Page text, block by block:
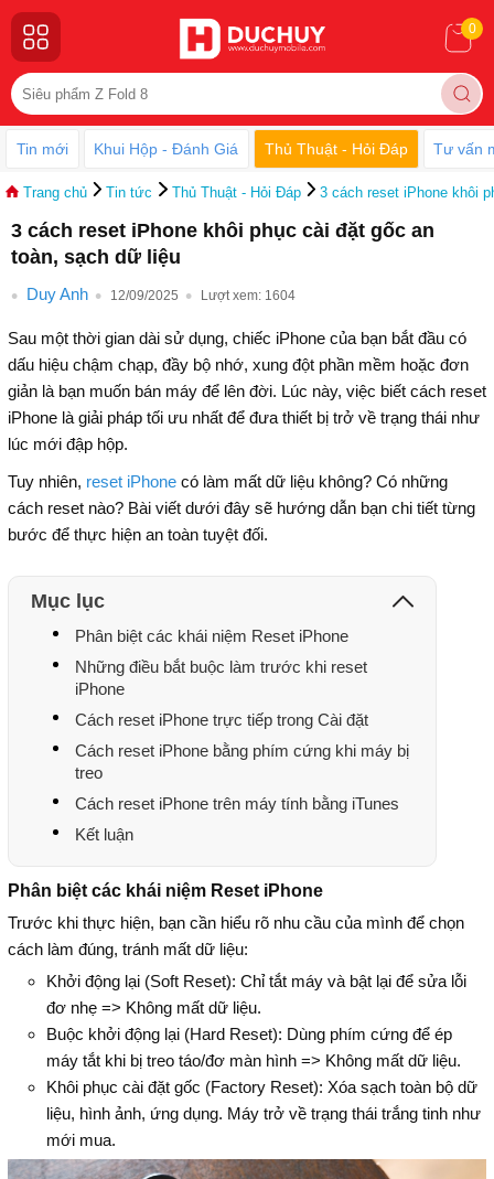
0
Tin mới Khui Hộp - Đánh Giá Thủ Thuật - Hỏi Đáp Tư vấn
Trang chủ Tin tức Thủ Thuật - Hỏi Đáp 3 cách reset iPhone khôi
3 cách reset iPhone khôi phục cài đặt gốc an
toàn, sạch dữ liệu
Duy Anh 12/09/2025 Lượt xem: 1604
Sau một thời gian dài sử dụng, chiếc iPhone của bạn bắt đầu có
dấu hiệu chậm chạp, đầy bộ nhớ, xung đột phần mềm hoặc đơn
giản là bạn muốn bán máy để lên đời. Lúc này, việc biết cách reset
iPhone là giải pháp tối ưu nhất để đưa thiết bị trở về trạng thái như
lúc mới đập hộp.
Tuy nhiên, reset iPhonecó làm mất dữ liệu không? Có những
cách reset nào? Bài viết dưới đây sẽ hướng dẫn bạn chi tiết từng
bước để thực hiện an toàn tuyệt đối.
Mục lục
Phân biệt các khái niệm Reset iPhone
Những điều bắt buộc làm trước khi reset
iPhone
Cách reset iPhone trực tiếp trong Cài đặt
Cách reset iPhone bằng phím cứng khi máy bị
treo
Cách reset iPhone trên máy tính bằng iTunes
Kết luận
Phân biệt các khái niệm Reset iPhone
Trước khi thực hiện, bạn cần hiểu rõ nhu cầu của mình để chọn
cách làm đúng, tránh mất dữ liệu:
Khởi động lại (Soft Reset): Chỉ tắt máy và bật lại để sửa lỗi
đơ nhẹ => Không mất dữ liệu.
Buộc khởi động lại (Hard Reset): Dùng phím cứng để ép
máy tắt khi bị treo táo/đơ màn hình => Không mất dữ liệu.
Khôi phục cài đặt gốc (Factory Reset): Xóa sạch toàn bộ dữ
liệu, hình ảnh, ứng dụng. Máy trở về trạng thái trắng tinh như
mới mua.